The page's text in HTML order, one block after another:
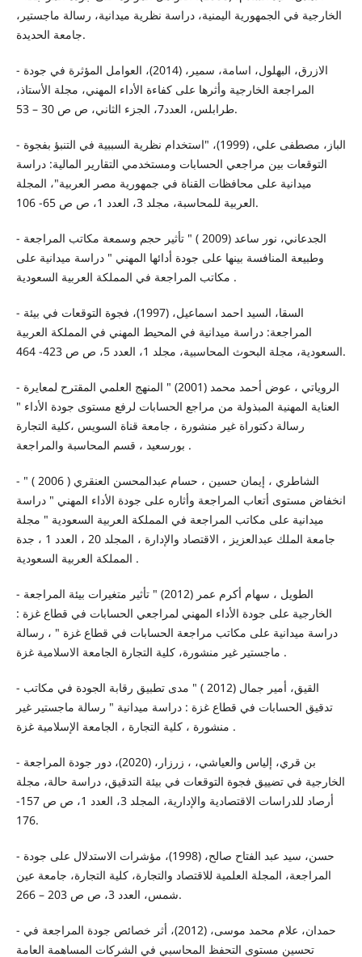
الخارجية في الجمهورية اليمنية، دراسة نظرية ميدانية، رسالة ماجستير،
جامعة الحديدة.
- الازرق، البهلول، اسامة، سمير، (2014)، العوامل المؤثرة في جودة
المراجعة الخارجية وأثرها على كفاءة الأداء المهني، مجلة الأستاذ،
طرابلس، العدد7، الجزء الثاني، ص ص 30 – 53.
- الباز، مصطفى علي، (1999)، "استخدام نظرية السببية في التنبؤ بفجوة
التوقعات بين مراجعي الحسابات ومستخدمي التقارير المالية: دراسة
ميدانية على محافظات القناة في جمهورية مصر العربية"، المجلة
العربية للمحاسبة، مجلد 3، العدد 1، ص ص 65- 106.
- الجدعاني، نور ساعد (2009 ) " تأثير حجم وسمعة مكاتب المراجعة
وطبيعة المنافسة بينها على جودة أدائها المهني " دراسة ميدانية على
مكاتب المراجعة في المملكة العربية السعودية .
- السقا، السيد احمد اسماعيل، (1997)، فجوة التوقعات في بيئة
المراجعة: دراسة ميدانية في المحيط المهني في المملكة العربية
السعودية، مجلة البحوث المحاسبية، مجلد 1، العدد 5، ص ص 423- 464.
- الروياتي ، عوض أحمد محمد (2001) " المنهج العلمي المقترح لمعايرة
العناية المهنية المبذولة من مراجع الحسابات لرفع مستوى جودة الأداء "
رسالة دكتوراة غير منشورة ، جامعة قناة السويس ،كلية التجارة
بورسعيد ، قسم المحاسبة والمراجعة .
- الشاطري ، إيمان حسين ، حسام عبدالمحسن العنقري ( 2006 ) "
انخفاض مستوى أتعاب المراجعة وأثاره على جودة الأداء المهني " دراسة
ميدانية على مكاتب المراجعة في المملكة العربية السعودية " مجلة
جامعة الملك عبدالعزيز ، الاقتصاد والإدارة ، المجلد 20 ، العدد 1 ، جدة
المملكة العربية السعودية .
- الطويل ، سهام أكرم عمر (2012) " تأثير متغيرات بيئة المراجعة
الخارجية على جودة الأداء المهني لمراجعي الحسابات في قطاع غزة :
دراسة ميدانية على مكاتب مراجعة الحسابات في قطاع غزة " ، رسالة
ماجستير غير منشورة، كلية التجارة الجامعة الاسلامية غزة .
- القيق، أمير جمال (2012 ) " مدى تطبيق رقابة الجودة في مكاتب
تدقيق الحسابات في قطاع غزة : دراسة ميدانية " رسالة ماجستير غير
منشورة ، كلية التجارة ، الجامعة الإسلامية غزة .
- بن قري، إلياس والعياشي، ، زرزار، (2020)، دور جودة المراجعة
الخارجية في تضييق فجوة التوقعات في بيئة التدقيق، دراسة حالة، مجلة
أرصاد للدراسات الاقتصادية والإدارية، المجلد 3، العدد 1، ص ص 157-
176.
- حسن، سيد عبد الفتاح صالح، (1998)، مؤشرات الاستدلال على جودة
المراجعة، المجلة العلمية للاقتصاد والتجارة، كلية التجارة، جامعة عين
شمس، العدد 3، ص ص 203 – 266.
- حمدان، علام محمد موسى، (2012)، أثر خصائص جودة المراجعة في
تحسين مستوى التحفظ المحاسبي في الشركات المساهمة العامة